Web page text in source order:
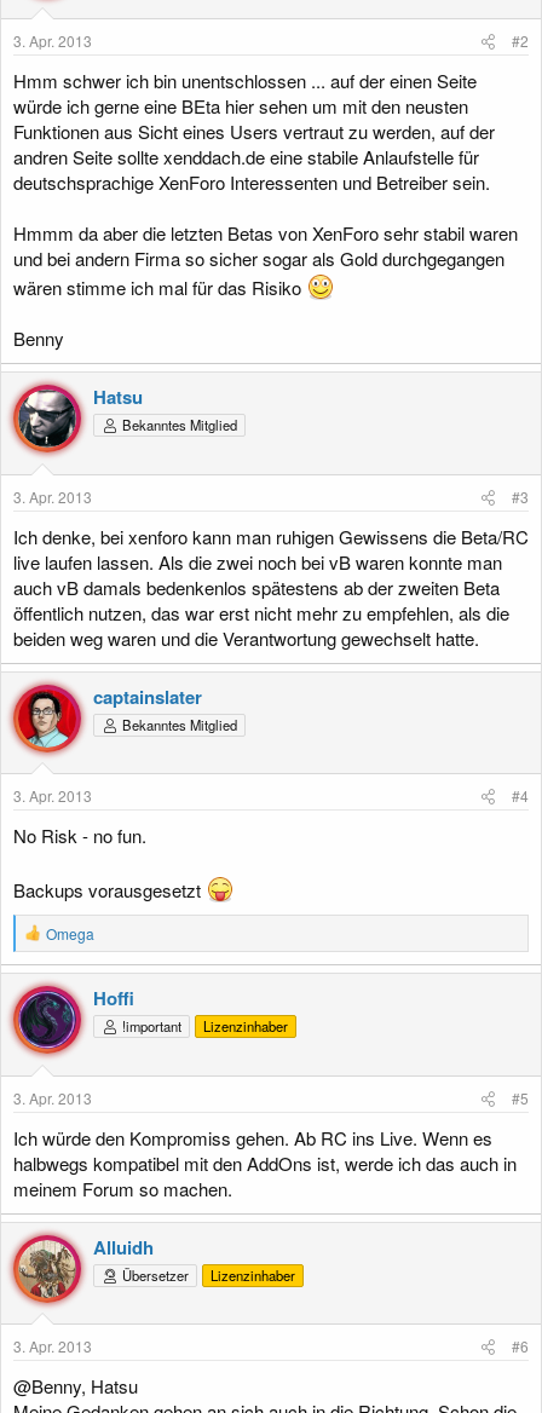
3. Apr. 2013 #2
Hmm schwer ich bin unentschlossen ... auf der einen Seite
würde ich gerne eine BEta hier sehen um mit den neusten
Funktionen aus Sicht eines Users vertraut zu werden, auf der
andren Seite sollte xenddach.de eine stabile Anlaufstelle für
deutschsprachige XenForo Interessenten und Betreiber sein.
Hmmm da aber die letzten Betas von XenForo sehr stabil waren
und bei andern Firma so sicher sogar als Gold durchgegangen
wären stimme ich mal für das Risiko
Benny
Hatsu
Bekanntes Mitglied
3. Apr. 2013 #3
Ich denke, bei xenforo kann man ruhigen Gewissens die Beta/RC
live laufen lassen. Als die zwei noch bei vB waren konnte man
auch vB damals bedenkenlos spätestens ab der zweiten Beta
öffentlich nutzen, das war erst nicht mehr zu empfehlen, als die
beiden weg waren und die Verantwortung gewechselt hatte.
captainslater
Bekanntes Mitglied
3. Apr. 2013 #4
No Risk - no fun.
Backups vorausgesetzt
R
e
a
k
t
i
o
n
n
Omega
Hoffi
!important Lizenzinhaber
3. Apr. 2013 #5
Ich würde den Kompromiss gehen. Ab RC ins Live. Wenn es
halbwegs kompatibel mit den AddOns ist, werde ich das auch in
meinem Forum so machen.
Alluidh
Übersetzer Lizenzinhaber
3. Apr. 2013 #6
@Benny, Hatsu